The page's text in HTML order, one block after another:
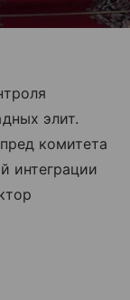
элит.
комитета
интеграции